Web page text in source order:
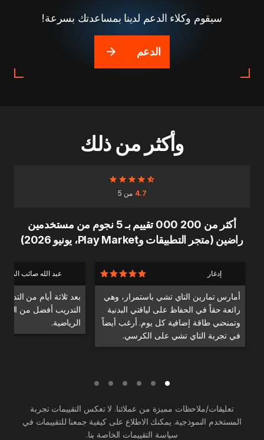
سيقوم وكلاء الدعم لدينا بمساعدتك بسرعة!
الدعم
وأكثر من ذلك
4.7 من 5
أكثر من 200 000 تقييم بـ 5 نجوم من مستخدمين
راضين (متجر التطبيقات وPlay Market، يونيو 2026)
إدغار
أمارس تمارين التاي تشي باستمرار، وهي
رائعة حقاً في الحفاظ على لياقتي البدنية
وتمنحني طاقة إضافية كل يوم. أرغب أيضاً
في تجربة التاي تشي على الكرسي.
عبد الله صائب
بعد ثلاثة أيام من
التدريب أفضل من
الرياضية.
تعليقات/ملاحظات مميزة من عملائنا. لا تعكس التقييمات تجربة
المستخدم النموذجية. يمكنك الاطلاع على كيفية جمعنا للتقييمات في
سياسة التقييمات الخاصة بنا.